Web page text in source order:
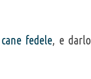
cane fedele, e darlo